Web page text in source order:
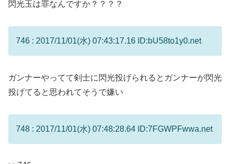
閃光玉は罪なんですか？？？？
746 : 2017/11/01(水) 07:43:17.16 ID:bU58to1y0.net
ガンナーやってて剣士に閃光投げられるとガンナーが閃光
投げてると思われてそうで嫌い
748 : 2017/11/01(水) 07:48:28.64 ID:7FGWPFwwa.net